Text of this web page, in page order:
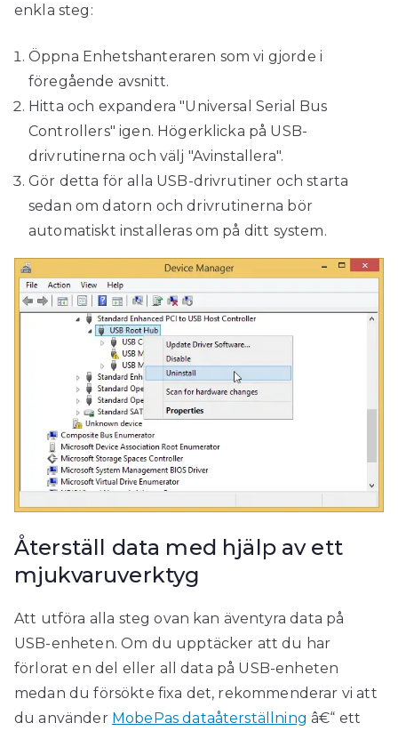
enkla steg:
Öppna Enhetshanteraren som vi gjorde i
föregående avsnitt.
Hitta och expandera "Universal Serial Bus
Controllers" igen. Högerklicka på USB-
drivrutinerna och välj "Avinstallera".
Gör detta för alla USB-drivrutiner och starta
sedan om datorn och drivrutinerna bör
automatiskt installeras om på ditt system.
Återställ data med hjälp av ett
mjukvaruverktyg
Att utföra alla steg ovan kan äventyra data på
USB-enheten. Om du upptäcker att du har
förlorat en del eller all data på USB-enheten
medan du försökte fixa det, rekommenderar vi att
du använder MobePas dataåterställning â€“ ett